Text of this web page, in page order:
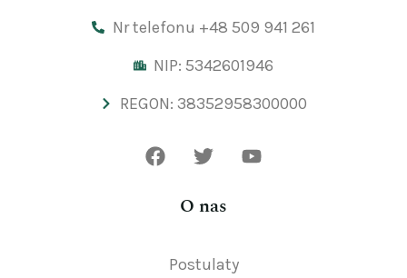
Nr telefonu +48 509 941 261
NIP: 5342601946
REGON: 38352958300000
O nas
Postulaty